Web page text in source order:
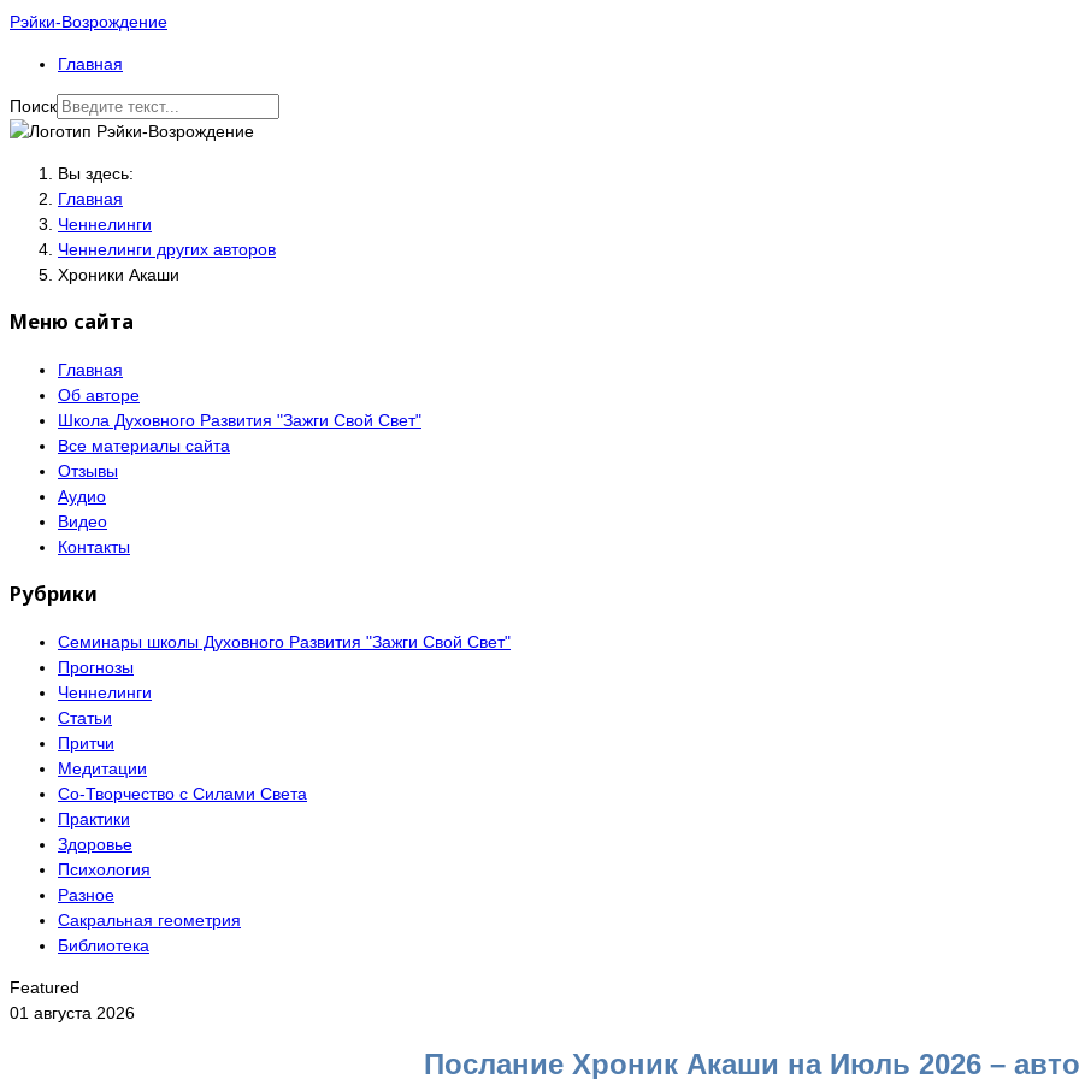
Рэйки-Возрождение
Главная
Поиск
Вы здесь:
Главная
Ченнелинги
Ченнелинги других авторов
Хроники Акаши
Меню сайта
Главная
Об авторе
Школа Духовного Развития "Зажги Свой Свет"
Все материалы сайта
Отзывы
Аудио
Видео
Контакты
Рубрики
Семинары школы Духовного Развития "Зажги Свой Свет"
Прогнозы
Ченнелинги
Статьи
Притчи
Медитации
Со-Творчество с Силами Света
Практики
Здоровье
Психология
Разное
Сакральная геометрия
Библиотека
Featured
01 августа 2026
Послание Хроник Акаши на Июль 2026 –